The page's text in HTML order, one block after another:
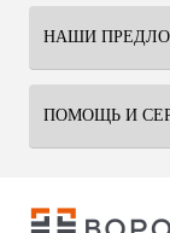
НАШИ
ПОМОЩЬ И